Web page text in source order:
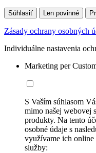
Súhlasiť Len povinné
Zásady ochrany osobných
Individuálne nastavenia
Marketing per
S Vaším súhlasom
mimo našej webovej
produkty. Na tento
osobné údaje s
využívame ich
služby: